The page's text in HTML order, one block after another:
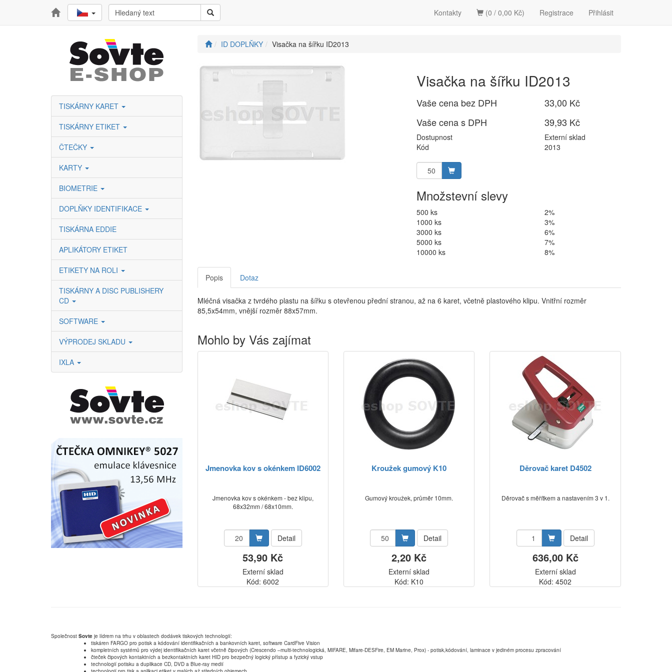
Registrace Přihlásit
Kontakty (0 / 0,00 Kč)
TISKÁRNY KARET
TISKÁRNY ETIKET
ČTEČKY
KARTY
BIOMETRIE
DOPLŇKY IDENTIFIKACE
TISKÁRNA EDDIE
APLIKÁTORY ETIKET
ETIKETY NA ROLI
TISKÁRNY A DISC PUBLISHERY
CD
SOFTWARE
VÝPRODEJ SKLADU
IXLA
ID DOPLŇKY Visačka na šířku ID2013
Visačka na šířku ID2013
Vaše cena bez DPH
33,00 Kč
Vaše cena s DPH
39,93 Kč
Dostupnost
Externí sklad
Kód
2013
Množstevní slevy
500 ks
2%
1000 ks
3%
3000 ks
6%
5000 ks
7%
10000 ks
8%
Popis Dotaz
Mléčná visačka z tvrdého plastu na šířku s otevřenou přední stranou, až na 6 karet, včetně plastového klipu. Vnitřní rozměr
85,5x54mm, vnější rozměr 88x57mm.
Mohlo by Vás zajímat
Jmenovka kov s okénkem ID6002
Jmenovka kov s okénkem - bez klipu,
68x32mm / 68x10mm.
Detail
53,90 Kč
Externí sklad
Kód: 6002
Kroužek gumový K10
Gumový kroužek, průměr 10mm.
Detail
2,20 Kč
Externí sklad
Kód: K10
Děrovač karet D4502
Děrovač s měřítkem a nastavením 3 v 1.
Detail
636,00 Kč
Externí sklad
Kód: 4502
Společnost Sovte je lídrem na trhu v oblastech dodávek tiskových technologií:
tiskáren FARGO pro potisk a kódování identifikačních a bankovních karet, software CardFive Vision
kompletních systémů pro výdej identifikačních karet včetně čipových (Crescendo –multi-technologická, MIFARE, Mifare-DESFire, EM Marine, Prox) - potisk,kódování, laminace v jediném procesu zpracování
čteček čipových kontaktních a bezkontaktních karet HID pro bezpečný logický přístup a fyzický vstup
technologií potisku a duplikace CD, DVD a Blue-ray medií